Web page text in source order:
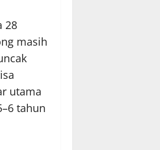
28
masih
utama
tahun